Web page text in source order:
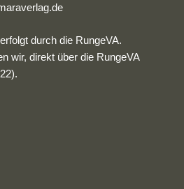
durch die RungeVA.
wir, direkt über die RungeVA